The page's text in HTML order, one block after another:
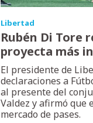
Libertad
Rubén Di Tore
proyecta más
El presidente de
declaraciones a
al presente del
Valdez y afirmó que
mercado de pases.